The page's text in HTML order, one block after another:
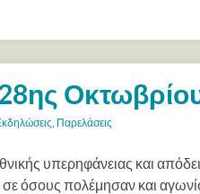
Παρελάσεις
υπερηφάνειας και
όσους πολέμησαν και